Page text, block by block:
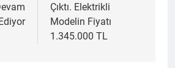
Çıktı. Elektrikli
Modelin Fiyatı
1.345.000 TL